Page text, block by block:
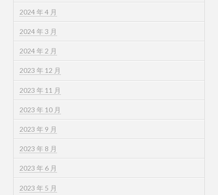
2024 年 4 月
2024 年 3 月
2024 年 2 月
2023 年 12 月
2023 年 11 月
2023 年 10 月
2023 年 9 月
2023 年 8 月
2023 年 6 月
2023 年 5 月